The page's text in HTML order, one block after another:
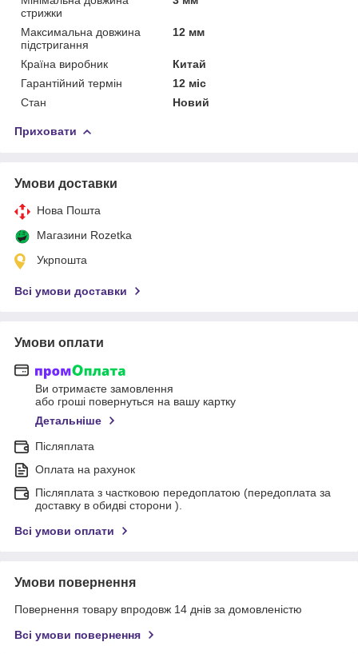
стрижки
Максимальна довжина
підстригання
12 мм
Країна виробник
Китай
Гарантійний термін
12 міс
Стан
Новий
Приховати
Умови доставки
Нова Пошта
Магазини Rozetka
Укрпошта
Всі умови доставки
Умови оплати
Ви отримаєте замовлення
або гроші повернуться на вашу картку
Детальніше
Післяплата
Оплата на рахунок
Післяплата з частковою передоплатою (передоплата за
доставку в обидві сторони ).
Всі умови оплати
Умови повернення
Повернення товару впродовж 14 днів за домовленістю
Всі умови повернення